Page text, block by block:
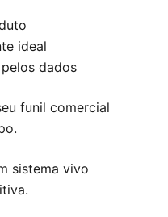
ideal
dados
funil comercial
sistema vivo